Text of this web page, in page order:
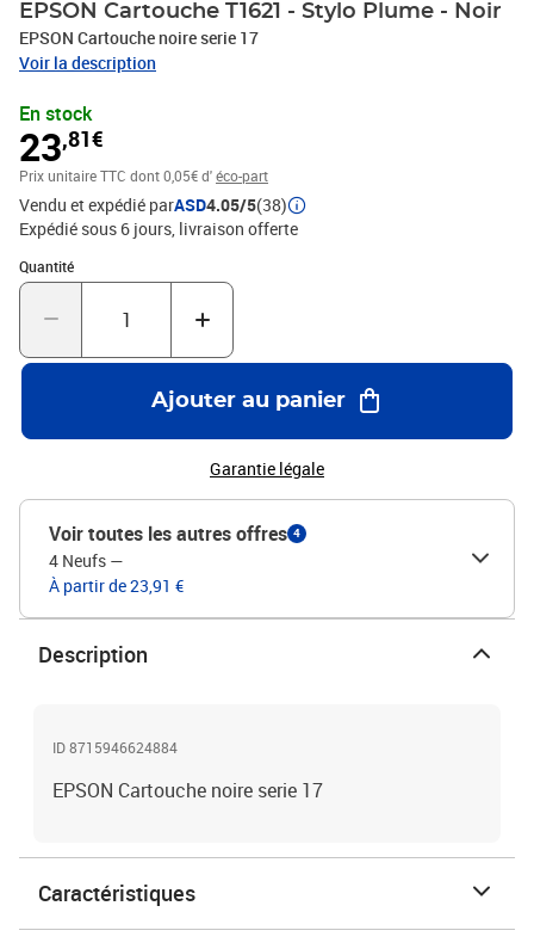
EPSON Cartouche T1621 - Stylo Plume - Noir
EPSON Cartouche noire serie 17
Voir la description
En stock
23,81€
Prix unitaire TTC dont 0,05€ d'éco-part
Vendu et expédié parASD4.05/5(38)
Expédié sous 6 jours livraison offerte
Quantité
Quantité : 1
Ajouter au panier
Garantie légale
Voir toutes les autres offres 4
4 Neufs —
À partir de 23,91 €
Description
ID 8715946624884
EPSON Cartouche noire serie 17
Caractéristiques